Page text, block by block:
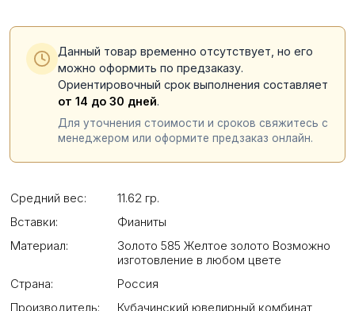
Данный товар временно отсутствует, но его
можно оформить по предзаказу.
Ориентировочный срок выполнения составляет
от 14 до 30 дней.
Для уточнения стоимости и сроков свяжитесь с
менеджером или оформите предзаказ онлайн.
Средний вес:
11.62 гр.
Вставки:
Фианиты
Материал:
Золото 585 Желтое золото Возможно
изготовление в любом цвете
Страна:
Россия
Производитель:
Кубачинский ювелирный комбинат